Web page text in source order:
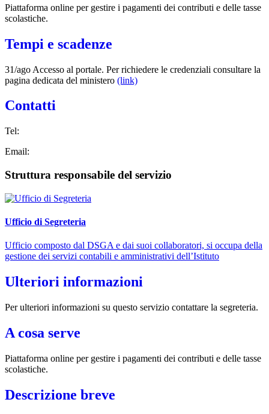
Piattaforma online per gestire i pagamenti dei contributi e delle tasse
scolastiche.
Tempi e scadenze
31/ago Accesso al portale. Per richiedere le credenziali consultare la
pagina dedicata del ministero (link)
Contatti
Tel:
Email:
Struttura responsabile del servizio
Ufficio di Segreteria
Ufficio composto dal DSGA e dai suoi collaboratori, si occupa della
gestione dei servizi contabili e amministrativi dell’Istituto
Ulteriori informazioni
Per ulteriori informazioni su questo servizio contattare la segreteria.
A cosa serve
Piattaforma online per gestire i pagamenti dei contributi e delle tasse
scolastiche.
Descrizione breve